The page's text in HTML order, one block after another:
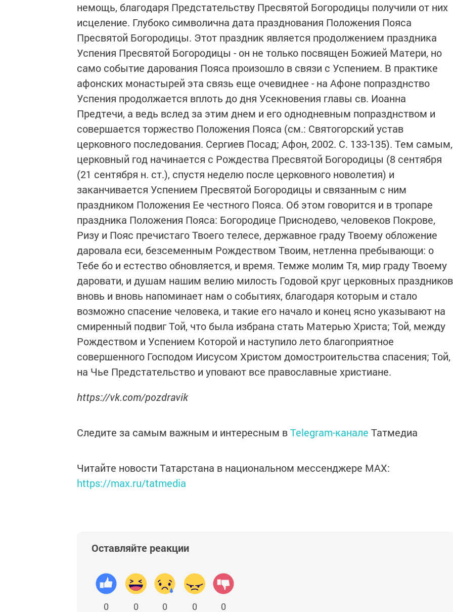
немощь, благодаря Предстательству Пресвятой Богородицы получили от них
исцеление. Глубоко символична дата празднования Положения Пояса
Пресвятой Богородицы. Этот праздник является продолжением праздника
Успения Пресвятой Богородицы - он не только посвящен Божией Матери, но
само событие дарования Пояса произошло в связи с Успением. В практике
афонских монастырей эта связь еще очевиднее - на Афоне попразднство
Успения продолжается вплоть до дня Усекновения главы св. Иоанна
Предтечи, а ведь вслед за этим днем и его однодневным попразднством и
совершается торжество Положения Пояса (см.: Святогорский устав
церковного последования. Сергиев Посад; Афон, 2002. С. 133-135). Тем самым,
церковный год начинается с Рождества Пресвятой Богородицы (8 сентября
(21 сентября н. ст.), спустя неделю после церковного новолетия) и
заканчивается Успением Пресвятой Богородицы и связанным с ним
праздником Положения Ее честного Пояса. Об этом говорится и в тропаре
праздника Положения Пояса: Богородице Приснодево, человеков Покрове,
Ризу и Пояс пречистаго Твоего телесе, державное граду Твоему обложение
даровала еси, безсеменным Рождеством Твоим, нетленна пребывающи: о
Тебе бо и естество обновляется, и время. Темже молим Тя, мир граду Твоему
даровати, и душам нашим велию милость Годовой круг церковных праздников
вновь и вновь напоминает нам о событиях, благодаря которым и стало
возможно спасение человека, и такие его начало и конец ясно указывают на
смиренный подвиг Той, что была избрана стать Матерью Христа; Той, между
Рождеством и Успением Которой и наступило лето благоприятное
совершенного Господом Иисусом Христом домостроительства спасения; Той,
на Чье Предстательство и уповают все православные христиане.
https://vk.com/pozdravik
Следите за самым важным и интересным вTelegram-канале Татмедиа
Читайте новости Татарстана в национальном мессенджере MАХ:
https://max.ru/tatmedia
Оставляйте реакции
0 0 0 0 0